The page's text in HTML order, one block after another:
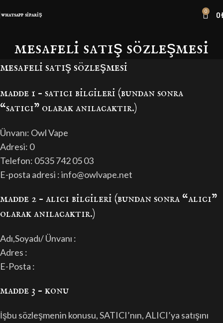
whatsapp sipariş 0 0
mesafeli satış sözleşmesi
mesafeli̇ satiş sözleşmesi̇
madde 1 – satici bi̇lgi̇leri̇ (bundan sonra
“satici” olarak anılacaktır.)
Ünvanı: Owl Vape
Adresi: 0
Telefon: 0535 742 05 03
E-posta adresi : info@owlvape.net
madde 2 – alici bi̇lgi̇leri̇ (bundan sonra “alici”
olarak anılacaktır.)
Adı,Soyadı/ Ünvanı :
Adres :
E-Posta :
madde 3 – konu
İşbu sözleşmenin konusu, SATICI’nın, ALICI’ya satışını